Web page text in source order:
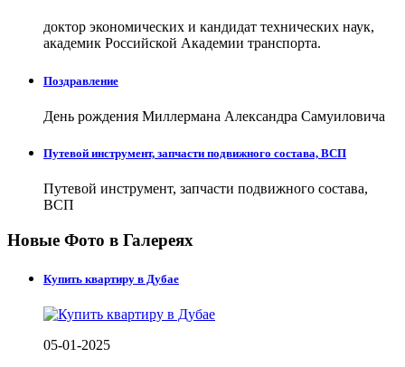
доктор экономических и кандидат технических наук,
академик Российской Академии транспорта.
Поздравление
День рождения Миллермана Александра Самуиловича
Путевой инструмент, запчасти подвижного состава, ВСП
Путевой инструмент, запчасти подвижного состава,
ВСП
Новые Фото в Галереях
Купить квартиру в Дубае
05-01-2025